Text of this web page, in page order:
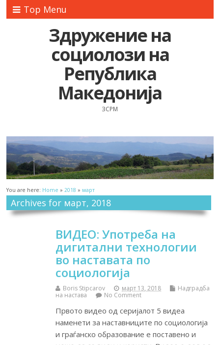
Top Menu
Здружение на
социолози на
Република
Македонија
ЗСРМ
You are here: Home » 2018 » март
Archives for март, 2018
ВИДЕО: Употреба на
дигитални технологии
во наставата по
социологија
Boris Stipcarov март 13, 2018
Надградба
на настава
No Comment
Првото видео од серијалот 5 видеа
наменети за наставниците по социологија
и граѓанско образование е поставено и